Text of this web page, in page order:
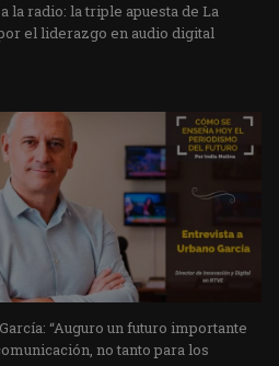
la radio: la triple apuesta de La
el liderazgo en audio digital
“Auguro un futuro importante
no tanto para los